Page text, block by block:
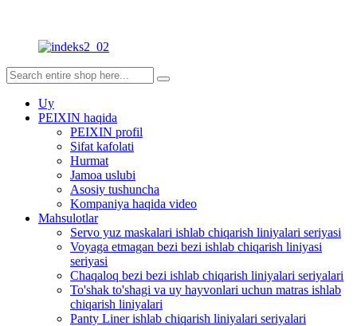
Uy
PEIXIN haqida
PEIXIN profil
Sifat kafolati
Hurmat
Jamoa uslubi
Asosiy tushuncha
Kompaniya haqida video
Mahsulotlar
Servo yuz maskalari ishlab chiqarish liniyalari seriyasi
Voyaga etmagan bezi bezi ishlab chiqarish liniyasi
seriyasi
Chaqaloq bezi bezi ishlab chiqarish liniyalari seriyalari
To'shak to'shagi va uy hayvonlari uchun matras ishlab
chiqarish liniyalari
Panty Liner ishlab chiqarish liniyalari seriyalari